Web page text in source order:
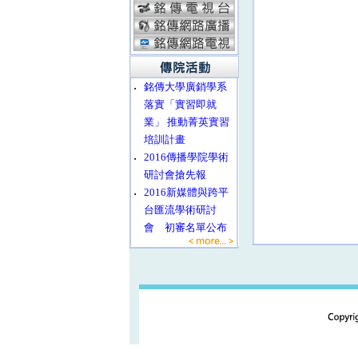
‧
銘傳大學廣銷學系
落實「實習即就
業」 推動菁英實習
培訓計畫
‧
2016傳播學院學術
研討會搶先報
‧
2016新媒體與跨平
台匯流學術研討
會 初審名單公布